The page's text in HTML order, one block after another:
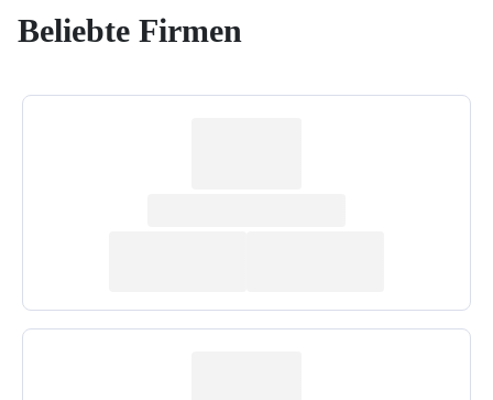
Beliebte Firmen